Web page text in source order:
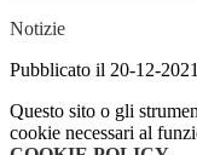
Notizie
Pubblicato il 20-12-2021
Questo sito o gli
cookie necessari al